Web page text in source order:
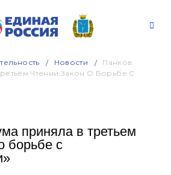
Новости
Панков:
Чтении Закон О Борьбе С
приняла в третьем
борьбе с